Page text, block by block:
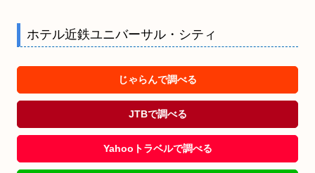
ホテル近鉄ユニバーサル・シティ
じゃらんで調べる
JTBで調べる
Yahooトラベルで調べる